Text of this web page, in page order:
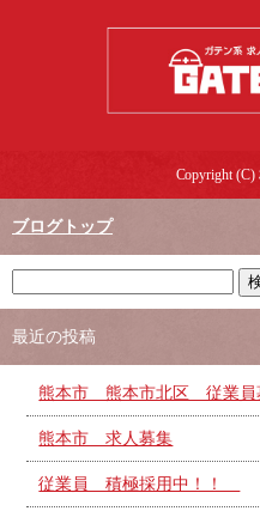
Copyright
ブログトップ
最近の投稿
熊本市 熊本市北区 従業員
熊本市 求人募集
従業員 積極採用中！！